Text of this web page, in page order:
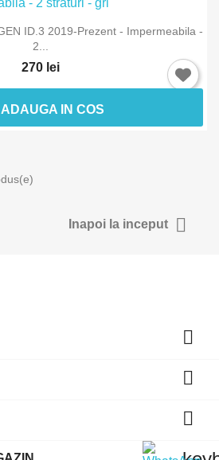
ID.3 2019-Prezent - Impermeabila -
2...
270 lei
ADAUGA IN COS
Inapoi la inceput 


